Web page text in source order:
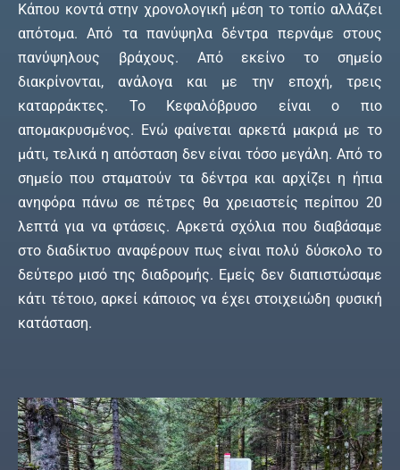
Κάπου κοντά στην χρονολογική μέση το τοπίο αλλάζει
απότομα. Από τα πανύψηλα δέντρα περνάμε στους
πανύψηλους βράχους. Από εκείνο το σημείο
διακρίνονται, ανάλογα και με την εποχή, τρεις
καταρράκτες. Το Κεφαλόβρυσο είναι ο πιο
απομακρυσμένος. Ενώ φαίνεται αρκετά μακριά με το
μάτι, τελικά η απόσταση δεν είναι τόσο μεγάλη. Από το
σημείο που σταματούν τα δέντρα και αρχίζει η ήπια
ανηφόρα πάνω σε πέτρες θα χρειαστείς περίπου 20
λεπτά για να φτάσεις. Αρκετά σχόλια που διαβάσαμε
στο διαδίκτυο αναφέρουν πως είναι πολύ δύσκολο το
δεύτερο μισό της διαδρομής. Εμείς δεν διαπιστώσαμε
κάτι τέτοιο, αρκεί κάποιος να έχει στοιχειώδη φυσική
κατάσταση.